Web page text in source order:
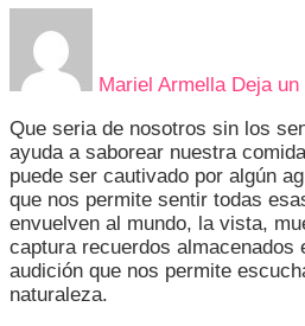
Mariel Armella Deja
Que seria de nosotros sin los
ayuda a saborear nuestra
puede ser cautivado por algún
que nos permite sentir todas
envuelven al mundo, la vista,
captura recuerdos almacenados
audición que nos permite
naturaleza.